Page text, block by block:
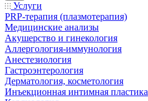
Услуги
PRP-терапия (плазмотерапия)
Медицинские анализы
Акушерство и гинекология
Аллергология-иммунология
Анестезиология
Гастроэнтерология
Дерматология, косметология
Инъекционная интимная пластика